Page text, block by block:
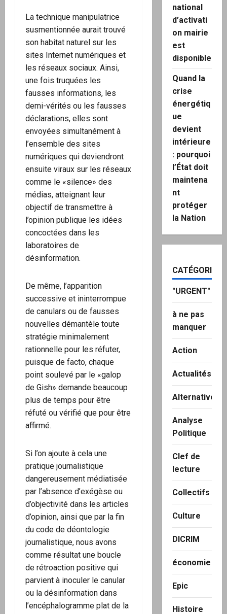
La technique manipulatrice
susmentionnée aurait trouvé
son habitat naturel sur les
sites Internet numériques et
les réseaux sociaux. Ainsi,
une fois truquées les
fausses informations, les
demi-vérités ou les fausses
déclarations, elles sont
envoyées simultanément à
l’ensemble des sites
numériques qui deviendront
ensuite viraux sur les réseaux
comme le «silence» des
médias, atteignant leur
objectif de transmettre à
l’opinion publique les idées
concoctées dans les
laboratoires de
désinformation.
De même, l’apparition
successive et ininterrompue
de canulars ou de fausses
nouvelles démantèle toute
stratégie minimalement
rationnelle pour les réfuter,
puisque de facto, chaque
point soulevé par le «galop
de Gish» demande beaucoup
plus de temps pour être
réfuté ou vérifié que pour être
affirmé.
Si l’on ajoute à cela une
pratique journalistique
dangereusement médiatisée
par l’absence d’exégèse ou
d’objectivité dans les articles
d’opinion, ainsi que par la fin
du code de déontologie
journalistique, nous avons
comme résultat une boucle
de rétroaction positive qui
parvient à inoculer le canular
ou la désinformation dans
l’encéphalogramme plat de la
national
d’activati
on mairie
est
disponible
Quand la
crise
énergétiq
ue
devient
intérieure
: pourquoi
l’État doit
maintena
nt
protéger
la Nation
CATÉGORIES
"URGENT"
à ne pas
manquer
Action
Actualités
Alternatives
Analyse
Politique
Clef de
lecture
Collectifs
Culture
DICRIM
économie
Epic
Histoire